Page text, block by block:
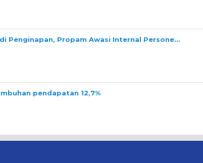
Penginapan, Propam Awasi Internal Persone…
pendapatan 12,7%